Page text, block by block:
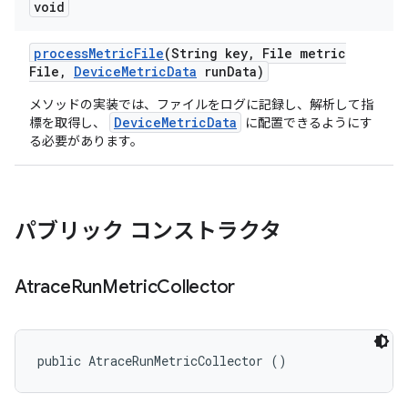
void
processMetricFile(String key,
File metric
File , DeviceMetricData runData)
メソッドの実装では、ファイルをログに記録し、解析して指
標を取得し、
DeviceMetricData
に配置できるようにす
る必要があります。
パブリック コンストラクタ
AtraceRunMetricCollector
public AtraceRunMetricCollector ()